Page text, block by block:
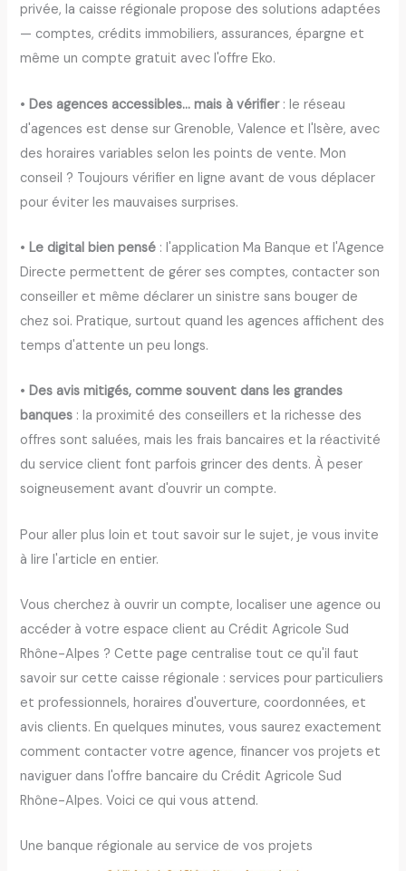
privée, la caisse régionale propose des solutions adaptées
— comptes, crédits immobiliers, assurances, épargne et
même un compte gratuit avec l'offre Eko.
• Des agences accessibles… mais à vérifier: le réseau
d'agences est dense sur Grenoble, Valence et l'Isère, avec
des horaires variables selon les points de vente. Mon
conseil ? Toujours vérifier en ligne avant de vous déplacer
pour éviter les mauvaises surprises.
•Le digital bien pensé : l'application Ma Banque et l'Agence
Directe permettent de gérer ses comptes, contacter son
conseiller et même déclarer un sinistre sans bouger de
chez soi. Pratique, surtout quand les agences affichent des
temps d'attente un peu longs.
•Des avis mitigés, comme souvent dans les grandes
banques : la proximité des conseillers et la richesse des
offres sont saluées, mais les frais bancaires et la réactivité
du service client font parfois grincer des dents. À peser
soigneusement avant d'ouvrir un compte.
Pour aller plus loin et tout savoir sur le sujet, je vous invite
à lire l'article en entier.
Vous cherchez à ouvrir un compte, localiser une agence ou
accéder à votre espace client au Crédit Agricole Sud
Rhône-Alpes ? Cette page centralise tout ce qu'il faut
savoir sur cette caisse régionale : services pour particuliers
et professionnels, horaires d'ouverture, coordonnées, et
avis clients. En quelques minutes, vous saurez exactement
comment contacter votre agence, financer vos projets et
naviguer dans l'offre bancaire du Crédit Agricole Sud
Rhône-Alpes. Voici ce qui vous attend.
Une banque régionale au service de vos projets